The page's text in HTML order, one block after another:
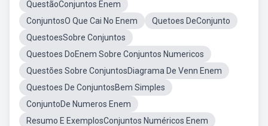
QuestãoConjuntos Enem
ConjuntosO Que Cai No Enem
Quetoes DeConjunto
QuestoesSobre Conjuntos
Questoes DoEnem Sobre Conjuntos Numericos
Questões Sobre ConjuntosDiagrama De Venn Enem
Questoes De ConjuntosBem Simples
ConjuntoDe Numeros Enem
Resumo E ExemplosConjuntos Numéricos Enem